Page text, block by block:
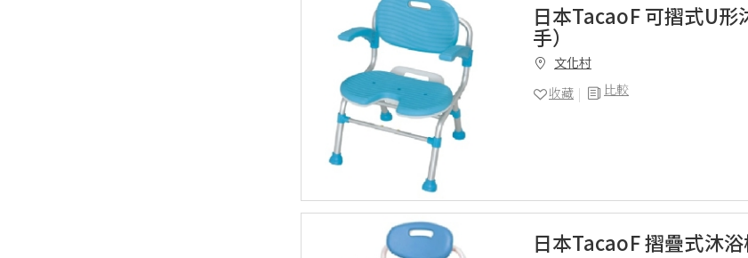
日本TacaoF 可摺式U形
手）
文化村
比較
收藏
日本TacaoF 摺疊式沐